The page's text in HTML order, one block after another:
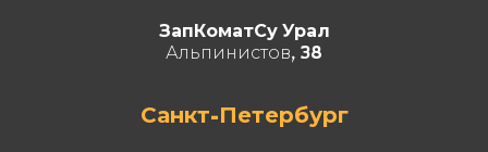
ЗапКоматСу Урал
Альпинистов, 38
Санкт-Петербург